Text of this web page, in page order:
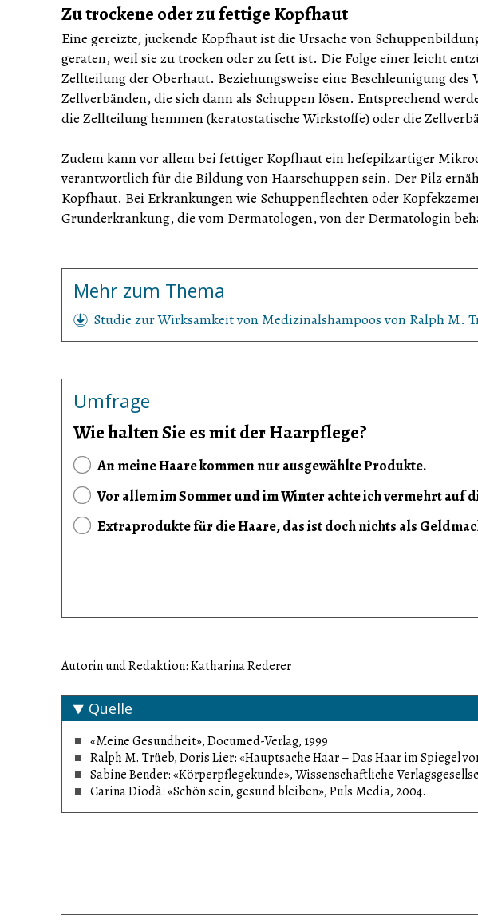
Zu trockene oder zu fettige Kopfhaut
Eine gereizte, juckende Kopfhaut ist die Ursache von
geraten, weil sie zu trocken oder zu fett ist. Die Folge einer leicht
Zellteilung der Oberhaut. Beziehungsweise eine Beschleunigung des
Zellverbänden, die sich dann als Schuppen lösen. Entsprechend
die Zellteilung hemmen (keratostatische Wirkstoffe) oder die
Zudem kann vor allem bei fettiger Kopfhaut ein hefepilzartiger
verantwortlich für die Bildung von Haarschuppen sein. Der Pilz
Kopfhaut. Bei Erkrankungen wie Schuppenflechten oder
Grunderkrankung, die vom Dermatologen, von der Dermatologin
Mehr zum Thema
Studie zur Wirksamkeit von Medizinalshampoos von Ralph M.
Umfrage
Wie halten Sie es mit der Haarpflege?
An meine Haare kommen nur ausgewählte Produkte.
Vor allem im Sommer und im Winter achte ich vermehrt auf
Extraprodukte für die Haare, das ist doch nichts als
Autorin und Redaktion: Katharina Rederer
Quelle
«Meine Gesundheit», Documed-Verlag, 1999
Ralph M. Trüeb, Doris Lier: «Hauptsache Haar – Das Haar im Spiegel
Sabine Bender: «Körperpflegekunde», Wissenschaftliche
Carina Diodà: «Schön sein, gesund bleiben», Puls Media, 2004.